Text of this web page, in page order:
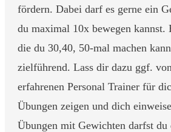
fördern. Dabei darf es gerne ein
du maximal 10x bewegen kannst.
die du 30,40, 50-mal machen
zielführend. Lass dir dazu ggf.
erfahrenen Personal Trainer für
Übungen zeigen und dich
Übungen mit Gewichten darfst du